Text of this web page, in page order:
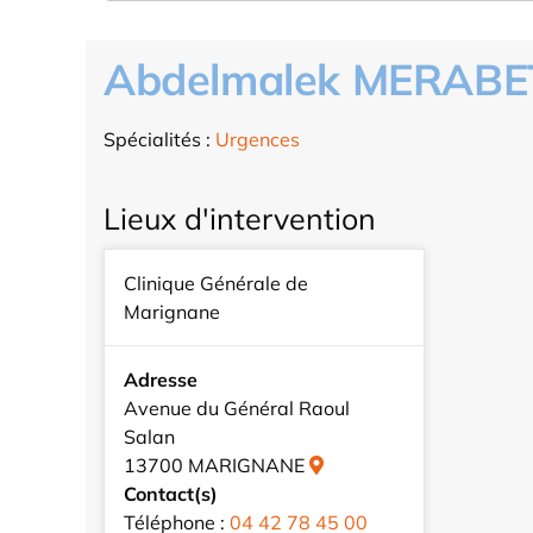
Abdelmalek
Spécialités : Urgences
Lieux d'intervention
Clinique Générale de
Marignane
Adresse
Avenue du Général Raoul
Salan
13700 MARIGNANE
Contact(s)
Téléphone : 04 42 78 45 00